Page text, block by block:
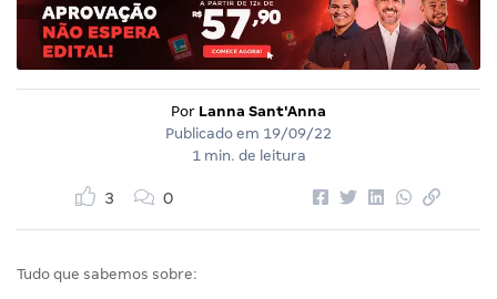
Por Lanna Sant'Anna
Publicado em 19/09/22
1 min. de leitura
3 0
Tudo que sabemos sobre: